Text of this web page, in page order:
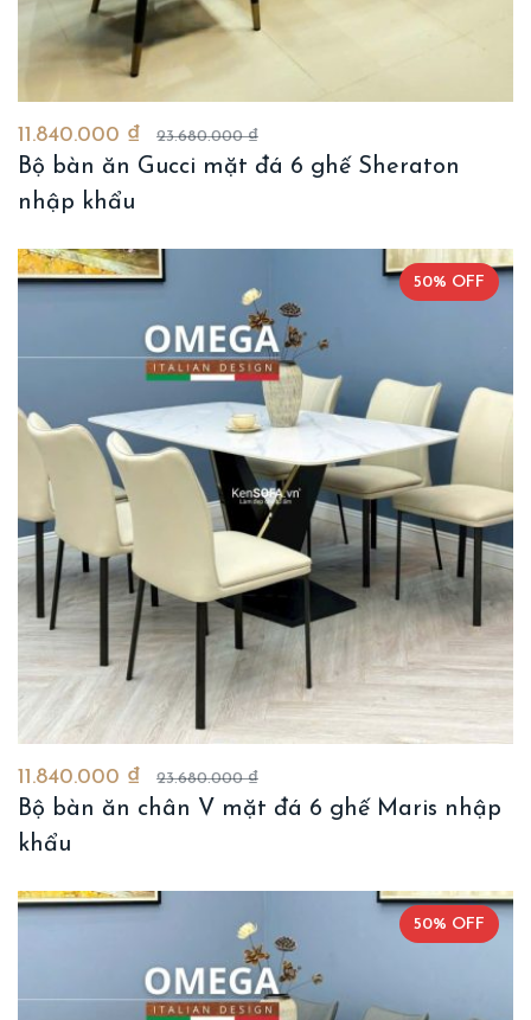
11.840.000 ₫ 23.680.000 ₫
Bộ bàn ăn Gucci mặt đá 6 ghế Sheraton
nhập khẩu
50% OFF
11.840.000 ₫ 23.680.000 ₫
Bộ bàn ăn chân V mặt đá 6 ghế Maris nhập
khẩu
50% OFF